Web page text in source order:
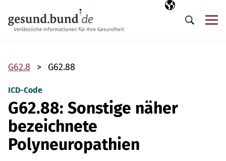
Ausgewählte
DE
Suche
G62.8 G62.88
ICD-Code
G62.88: Sonstige näher
bezeichnete
Polyneuropathien